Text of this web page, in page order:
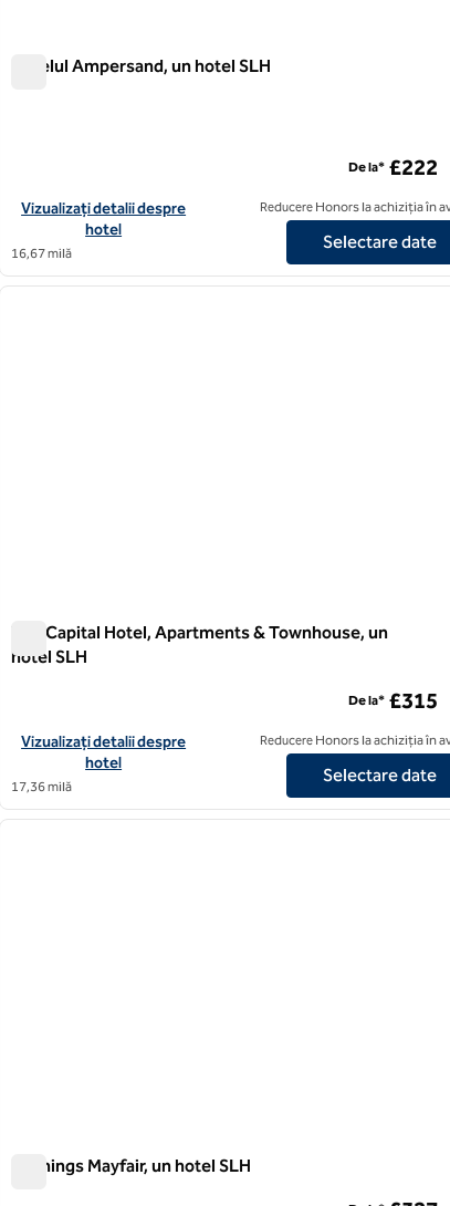
Hotelul Ampersand, un hotel SLH
Vizualizați detaliile hotelului pentru The Ampersand Hotel, un
Vizualizați detalii despre
hotel
16,67 milă
De la* £222
Reducere Honors la achiziția în
Selectare date
următoare
1
1 din 12
The Capital Hotel, Apartments & Townhouse, un
hotel SLH
Vizualizați detaliile hotelului pentru The Capital Hotel,
Vizualizați detalii despre
hotel
17,36 milă
De la* £315
Reducere Honors la achiziția în
Selectare date
următoare
1
1 din 12
Flemings Mayfair, un hotel SLH